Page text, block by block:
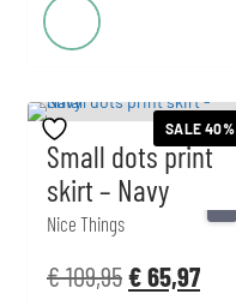
SALE 40%
Small dots print
skirt – Navy
Nice Things
€109,95€65,97